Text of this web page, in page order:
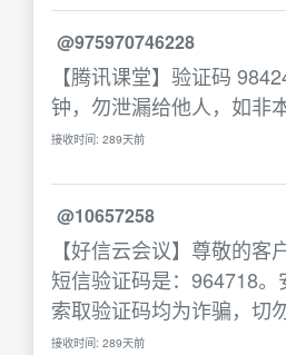
@975970746228
【腾讯课堂】验证码
钟，勿泄漏给他人，如非
接收时间: 289天前
@10657258
【好信云会议】尊敬的客
短信验证码是：964718。
索取验证码均为诈骗，切
接收时间: 289天前